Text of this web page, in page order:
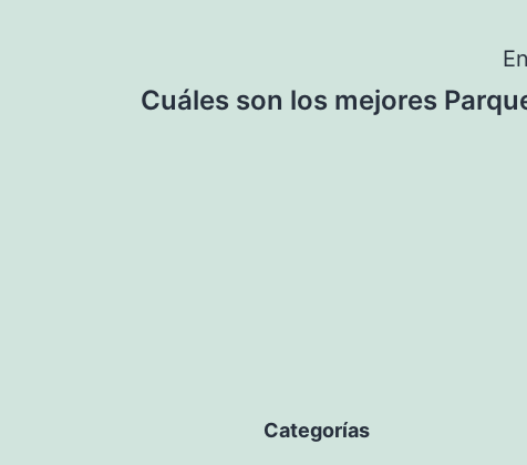
Cuáles son los mejores
Categorías